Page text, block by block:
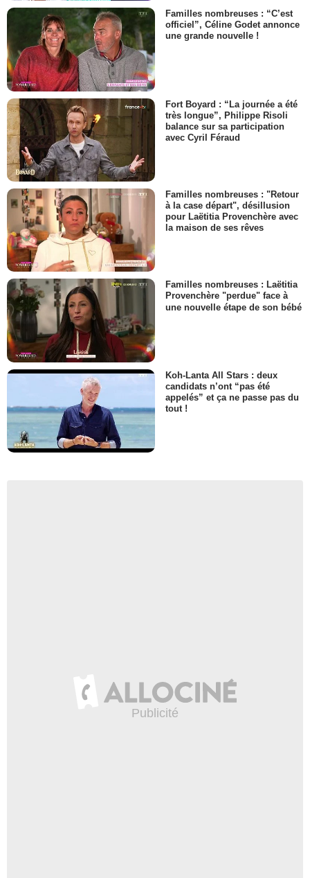
Familles nombreuses : “C’est
officiel”, Céline Godet annonce
une grande nouvelle !
Fort Boyard : “La journée a été
très longue”, Philippe Risoli
balance sur sa participation
avec Cyril Féraud
Familles nombreuses : "Retour
à la case départ", désillusion
pour Laëtitia Provenchère avec
la maison de ses rêves
Familles nombreuses : Laëtitia
Provenchère "perdue" face à
une nouvelle étape de son bébé
Koh-Lanta All Stars : deux
candidats n’ont “pas été
appelés” et ça ne passe pas du
tout !